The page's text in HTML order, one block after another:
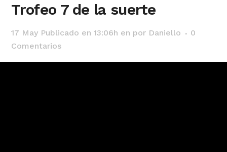
Trofeo 7 de la suerte
17 May Publicado en 13:06h en por Daniello
0
Comentarios